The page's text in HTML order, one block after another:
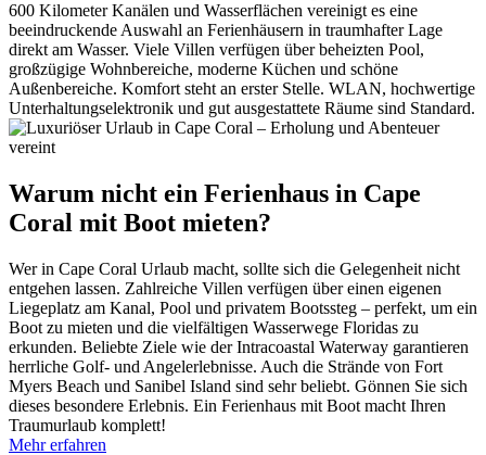
600 Kilometer Kanälen und Wasserflächen vereinigt es eine
beeindruckende Auswahl an Ferienhäusern in traumhafter Lage
direkt am Wasser. Viele Villen verfügen über beheizten Pool,
großzügige Wohnbereiche, moderne Küchen und schöne
Außenbereiche. Komfort steht an erster Stelle. WLAN, hochwertige
Unterhaltungselektronik und gut ausgestattete Räume sind Standard.
Warum nicht ein Ferienhaus in Cape
Coral mit Boot mieten?
Wer in Cape Coral Urlaub macht, sollte sich die Gelegenheit nicht
entgehen lassen. Zahlreiche Villen verfügen über einen eigenen
Liegeplatz am Kanal, Pool und privatem Bootssteg – perfekt, um ein
Boot zu mieten und die vielfältigen Wasserwege Floridas zu
erkunden. Beliebte Ziele wie der Intracoastal Waterway garantieren
herrliche Golf- und Angelerlebnisse. Auch die Strände von Fort
Myers Beach und Sanibel Island sind sehr beliebt. Gönnen Sie sich
dieses besondere Erlebnis. Ein Ferienhaus mit Boot macht Ihren
Traumurlaub komplett!
Mehr erfahren